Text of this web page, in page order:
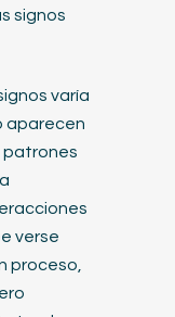
signos
varía
aparecen
patrones
verse
proceso,